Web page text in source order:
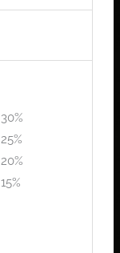
30%
25%
20%
15%